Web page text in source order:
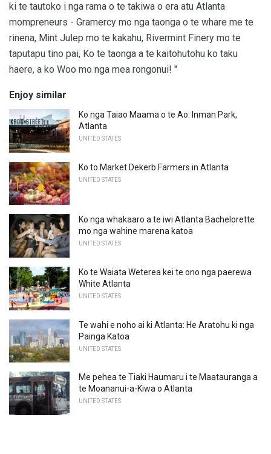
ki te tautoko i nga rama o te takiwa o era atu Atlanta
mompreneurs - Gramercy mo nga taonga o te whare me te
rinena, Mint Julep mo te kakahu, Rivermint Finery mo te
taputapu tino pai, Ko te taonga a te kaitohutohu ko taku
haere, a ko Woo mo nga mea rongonui! "
Enjoy similar
Ko nga Taiao Maama o te Ao: Inman Park,
Atlanta
UNITED STATES
Ko to Market Dekerb Farmers in Atlanta
UNITED STATES
Ko nga whakaaro a te iwi Atlanta Bachelorette
mo nga wahine marena katoa
UNITED STATES
Ko te Waiata Weterea kei te ono nga paerewa
White Atlanta
UNITED STATES
Te wahi e noho ai ki Atlanta: He Aratohu ki nga
Painga Katoa
UNITED STATES
Me pehea te Tiaki Haumaru i te Maatauranga a
te Moananui-a-Kiwa o Atlanta
UNITED STATES